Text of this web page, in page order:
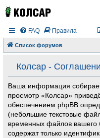
FAQ Правила
Список форумов
Колсар -
Ваша информация
просмотр «Колсар»
обеспечением phpBB
(небольшие текстовые
временных файлов вашего
содержат только